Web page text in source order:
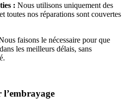
: Nous utilisons uniquement des
toutes nos réparations sont couvertes
faisons le nécessaire pour que
les meilleurs délais, sans